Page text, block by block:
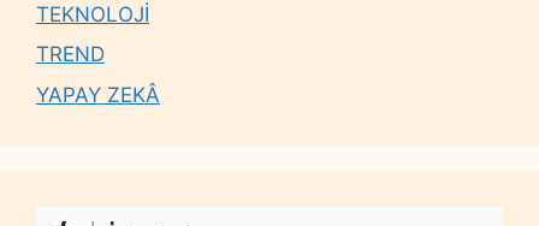
TEKNOLOJİ
TREND
YAPAY ZEKÂ